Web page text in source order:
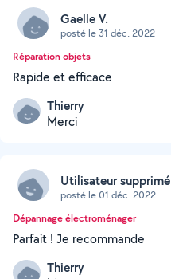
Gaelle V.
posté le 31 déc. 2022
Réparation objets
Rapide et efficace
Thierry
Merci
Utilisateur supprimé
posté le 01 déc. 2022
Dépannage électroménager
Parfait ! Je recommande
Thierry